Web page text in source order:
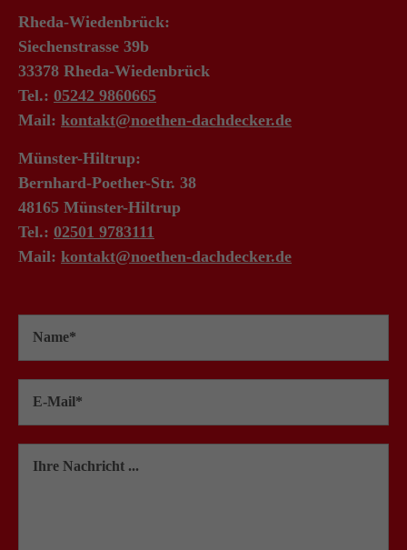
Rheda-Wiedenbrück:
Siechenstrasse 39b
33378 Rheda-Wiedenbrück
Tel.: 05242 9860665
Mail: kontakt@noethen-dachdecker.de
Münster-Hiltrup:
Bernhard-Poether-Str. 38
48165 Münster-Hiltrup
Tel.: 02501 9783111
Mail: kontakt@noethen-dachdecker.de